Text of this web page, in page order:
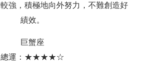
強，積極地向外努力，不難創造好
績效。
巨蟹座
總運：★★★★☆